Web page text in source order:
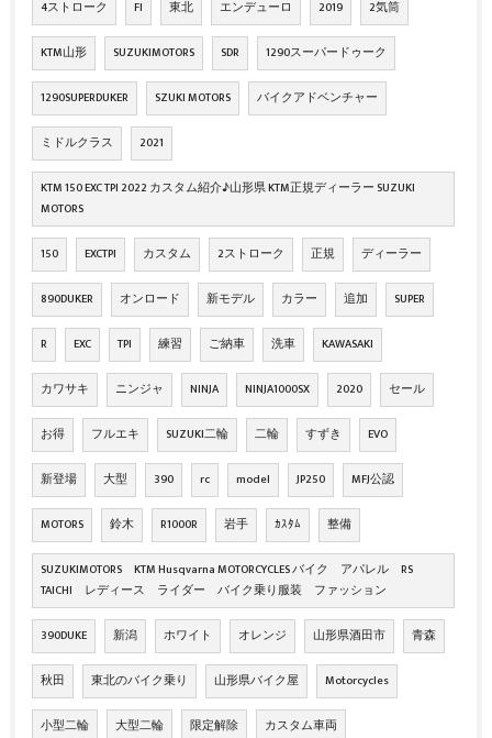
4ストローク FI 東北 エンデューロ 2019 2気筒
KTM山形 SUZUKIMOTORS SDR 1290スーパードゥーク
1290SUPERDUKER SZUKI MOTORS バイクアドベンチャー
ミドルクラス 2021
KTM 150 EXC TPI 2022 カスタム紹介♪山形県 KTM正規ディーラー SUZUKI
MOTORS
150 EXCTPI カスタム 2ストローク 正規 ディーラー
890DUKER オンロード 新モデル カラー 追加 SUPER
R EXC TPI 練習 ご納車 洗車 KAWASAKI
カワサキ ニンジャ NINJA NINJA1000SX 2020 セール
お得 フルエキ SUZUKI二輪 二輪 すずき EVO
新登場 大型 390 rc model JP250 MFJ公認
MOTORS 鈴木 R1000R 岩手 ｶｽﾀﾑ 整備
SUZUKIMOTORS KTM Husqvarna MOTORCYCLES バイク アパレル RS
TAICHI レディース ライダー バイク乗り服装 ファッション
390DUKE 新潟 ホワイト オレンジ 山形県酒田市 青森
秋田 東北のバイク乗り 山形県バイク屋 Motorcycles
小型二輪 大型二輪 限定解除 カスタム車両